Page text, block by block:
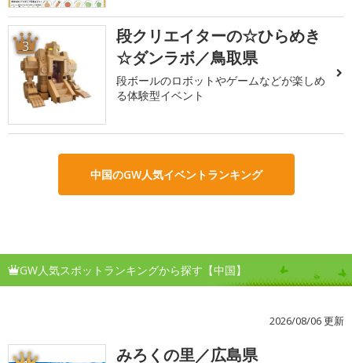
3
段クリエイターの☆ひらめき
☆ダンラボ／鳥取県
段ボールのロボットやゲームなどが楽しめ
る体験型イベント
中国のGW人気イベントランキング
GW人気スポットランキングから探す【中国】
2026/08/06 更新
みろくの里／広島県